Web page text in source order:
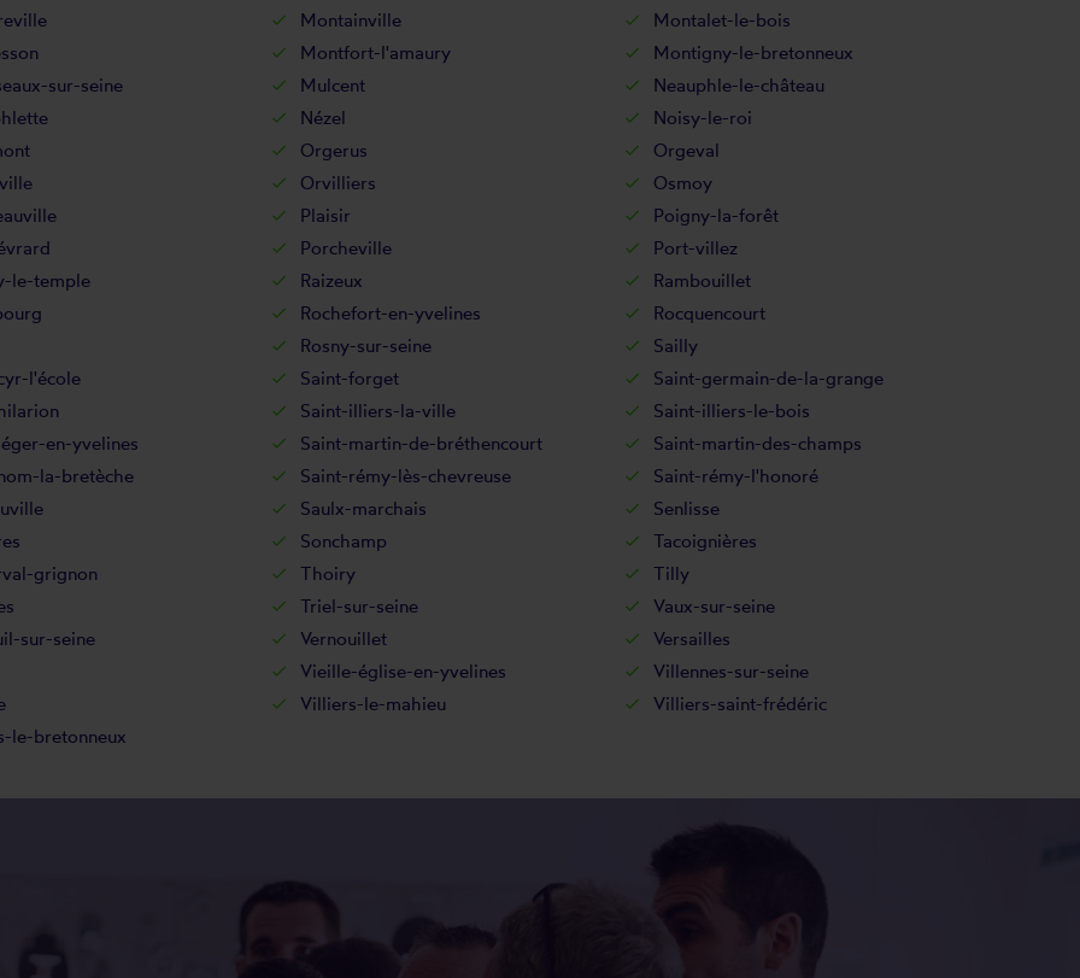
Montainville
Montalet-le-bois
Montfort-l'amaury
Montigny-le-bretonneux
sur-seine Mulcent
Neauphle-le-château
Nézel
Noisy-le-roi
Orgerus
Orgeval
Orvilliers
Osmoy
Plaisir
Poigny-la-forêt
Porcheville
Port-villez
le-temple Raizeux
Rambouillet
Rochefort-en-yvelines
Rocquencourt
Rosny-sur-seine
Sailly
l'école Saint-forget
Saint-germain-de-la-grange
Saint-illiers-la-ville
Saint-illiers-le-bois
en-yvelines Saint-martin-de-bréthencourt
Saint-martin-des-champs
la-bretèche Saint-rémy-lès-chevreuse
Saint-rémy-l'honoré
Saulx-marchais
Senlisse
Sonchamp
Tacoignières
grignon Thoiry
Tilly
Triel-sur-seine
Vaux-sur-seine
sur-seine Vernouillet
Versailles
Vieille-église-en-yvelines
Villennes-sur-seine
Villiers-le-mahieu
Villiers-saint-frédéric
le-bretonneux